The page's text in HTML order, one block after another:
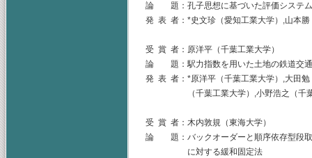
論 題：孔子思想に基づいた評価システム
発 表 者：*史文珍（愛知工業大学）,山本勝
受 賞 者：原洋平（千葉工業大学）
論 題：駅力指数を用いた土地の鉄道交通
発 表 者：*原洋平（千葉工業大学）,大田
（千葉工業大学）,小野浩之（千葉工
受 賞 者：木内敦規（東海大学）
論 題：バックオーダーと順序依存型段取
に対する緩和固定法